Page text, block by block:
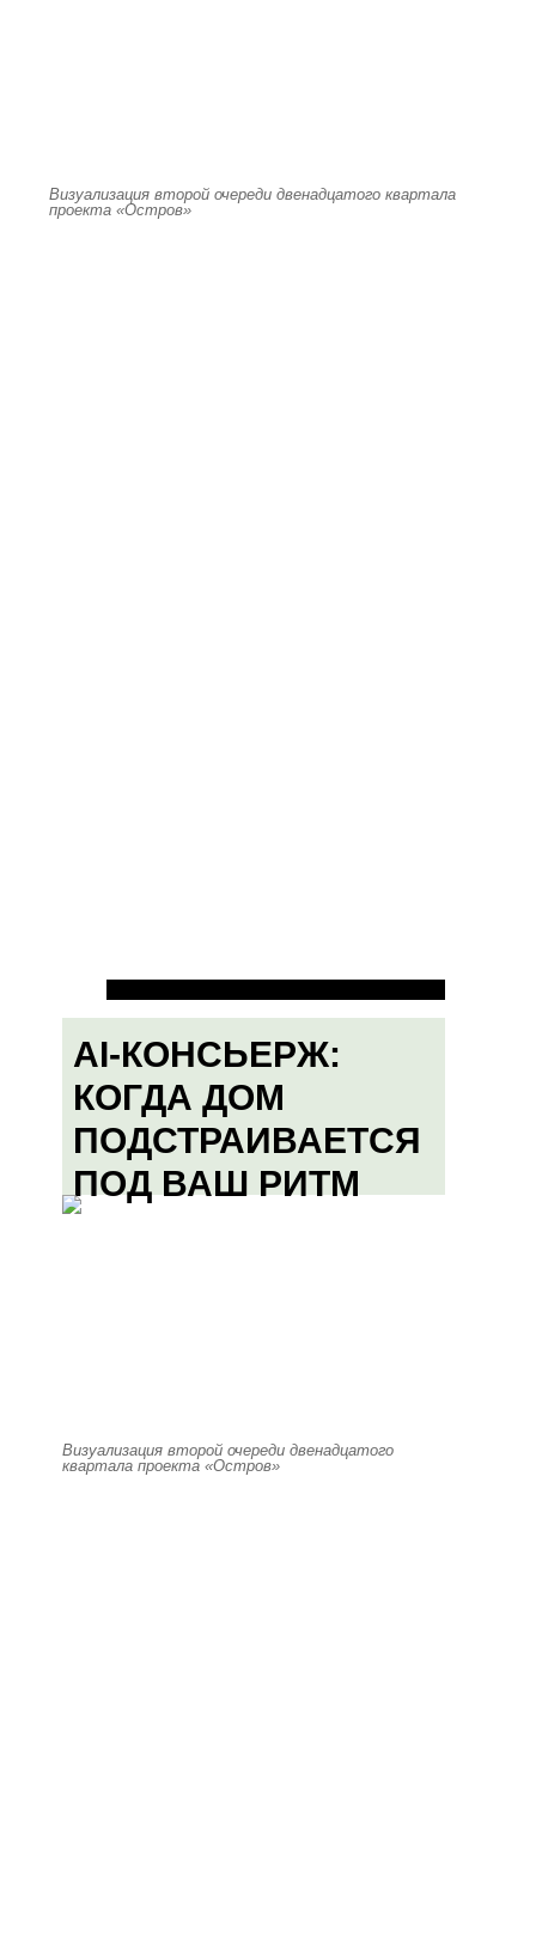
Визуализация второй очереди двенадцатого квартала
проекта «Остров»
AI-КОНСЬЕРЖ:
КОГДА ДОМ
ПОДСТРАИВАЕТСЯ
ПОД ВАШ РИТМ
Визуализация второй очереди двенадцатого
квартала проекта «Остров»